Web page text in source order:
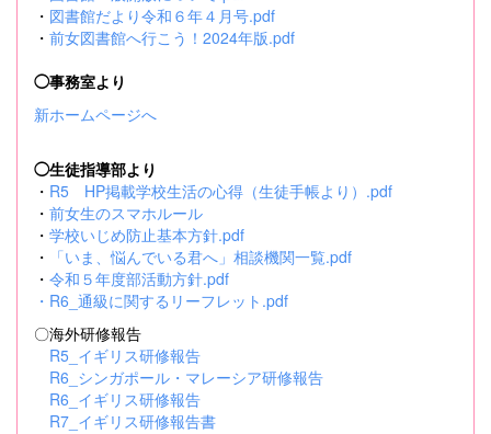
・ 図書館だより令和６年４月号.pdf
・ 前女図書館へ行こう！2024年版.pdf
◯事務室より
新ホームページへ
◯生徒指導部より
・ R5 HP掲載学校生活の心得（生徒手帳より）.pdf
・ 前女生のスマホルール
・ 学校いじめ防止基本方針.pdf
・
「いま、悩んでいる君へ」相談機関一覧.pdf
・ 令和５年度部活動方針.pdf
・ R6_通級に関するリーフレット.pdf
〇海外研修報告
R5_イギリス研修報告
R6_シンガポール・マレーシア研修報告
R6_イギリス研修報告
R7_イギリス研修報告書